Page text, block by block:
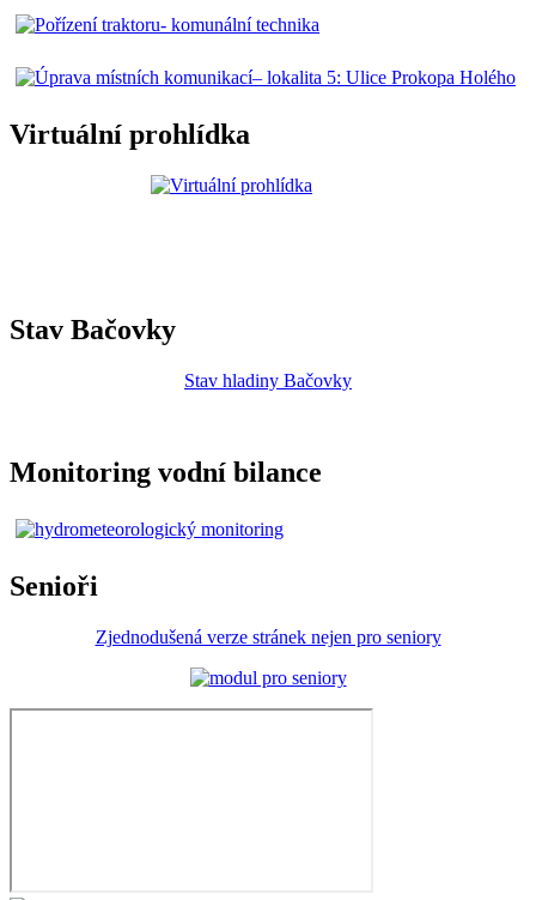
Virtuální prohlídka
Stav Bačovky
Stav hladiny Bačovky
Monitoring vodní bilance
Senioři
Zjednodušená verze stránek nejen pro seniory